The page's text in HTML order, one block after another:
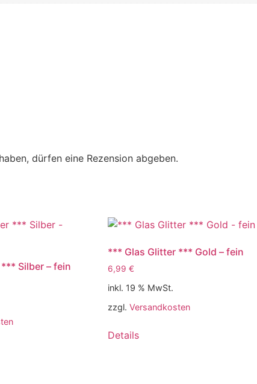
dürfen eine Rezension abgeben.
Silber – fein
*** Glas Glitter *** Gold – fein
6,99€
inkl. 19 % MwSt.
zzgl.Versandkosten
Details